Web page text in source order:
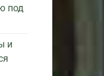
под
и